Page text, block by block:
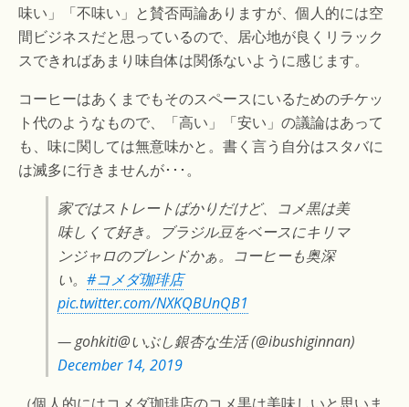
味い」「不味い」と賛否両論ありますが、個人的には空
間ビジネスだと思っているので、居心地が良くリラック
スできればあまり味自体は関係ないように感じます。
コーヒーはあくまでもそのスペースにいるためのチケッ
ト代のようなもので、「高い」「安い」の議論はあって
も、味に関しては無意味かと。書く言う自分はスタバに
は滅多に行きませんが･･･。
家ではストレートばかりだけど、コメ黒は美
味しくて好き。ブラジル豆をベースにキリマ
ンジャロのブレンドかぁ。コーヒーも奥深
い。 #コメダ珈琲店
pic.twitter.com/NXKQBUnQB1
— gohkiti@いぶし銀杏な生活 (@ibushiginnan)
December 14, 2019